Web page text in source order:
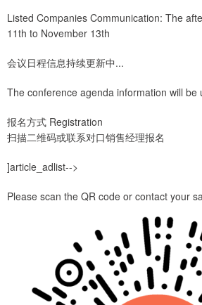
Listed Companies Communication: The
11th to November 13th
会议日程信息持续更新中...
The conference agenda information will be
报名方式 Registration
扫描二维码或联系对口销售经理报名
]article_adlist-->
Please scan the QR code or contact your